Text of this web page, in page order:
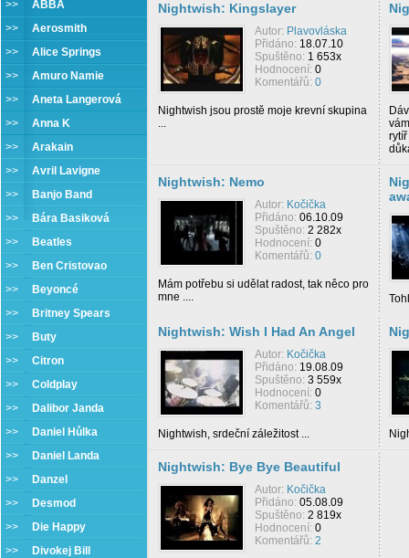
>> ABBA
>> Aerosmith
>> Alice Springs
>> Amuro Namie
>> Aneta Langerová
>> Anna K
>> Arakain
>> Avril Lavigne
>>
Banjo Band
>>
Bára Basiková
>>
Beatles
>>
Ben Cristovao
>>
Beyoncé
>>
Britney Spears
>>
Buty
>> Citron
>> Coldplay
>>
Dalibor Janda
>>
Daniel Hůlka
>>
Daniel Landa
>>
Danzel
>>
Desmod
>>
Die Happy
>>
Divokej Bill
Nightwish: Kingslayer
Autor: Plavovláska
Přidáno: 18.07.10
Spuštěno: 1 653x
Hodnocení: 0
Komentářů: 0
Nightwish jsou prostě moje krevní skupina
...
Nightwish: Nemo
Autor: Kočička
Přidáno: 06.10.09
Spuštěno: 2 282x
Hodnocení: 0
Komentářů: 0
Mám potřebu si udělat radost, tak něco pro
mne ....
Nightwish: Wish I Had An Angel
Autor: Kočička
Přidáno: 19.08.09
Spuštěno: 3 559x
Hodnocení: 0
Komentářů: 3
Nightwish, srdeční záležitost ...
Nightwish: Bye Bye Beautiful
Autor: Kočička
Přidáno: 05.08.09
Spuštěno: 2 819x
Hodnocení: 0
Komentářů: 2